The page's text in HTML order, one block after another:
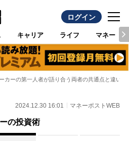
ログイン
キャリア ライフ マネー
カーの第一人者が語り合う両者の共通点と違い
2024.12.30 16:01 マネーポストWEB
の投資術